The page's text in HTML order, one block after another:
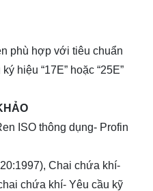
phù hợp với tiêu chuẩn
hiệu “17E” hoặc “25E”
ISO thông dụng- Profin
Chai chứa khí-
chứa khí- Yêu cầu kỹ